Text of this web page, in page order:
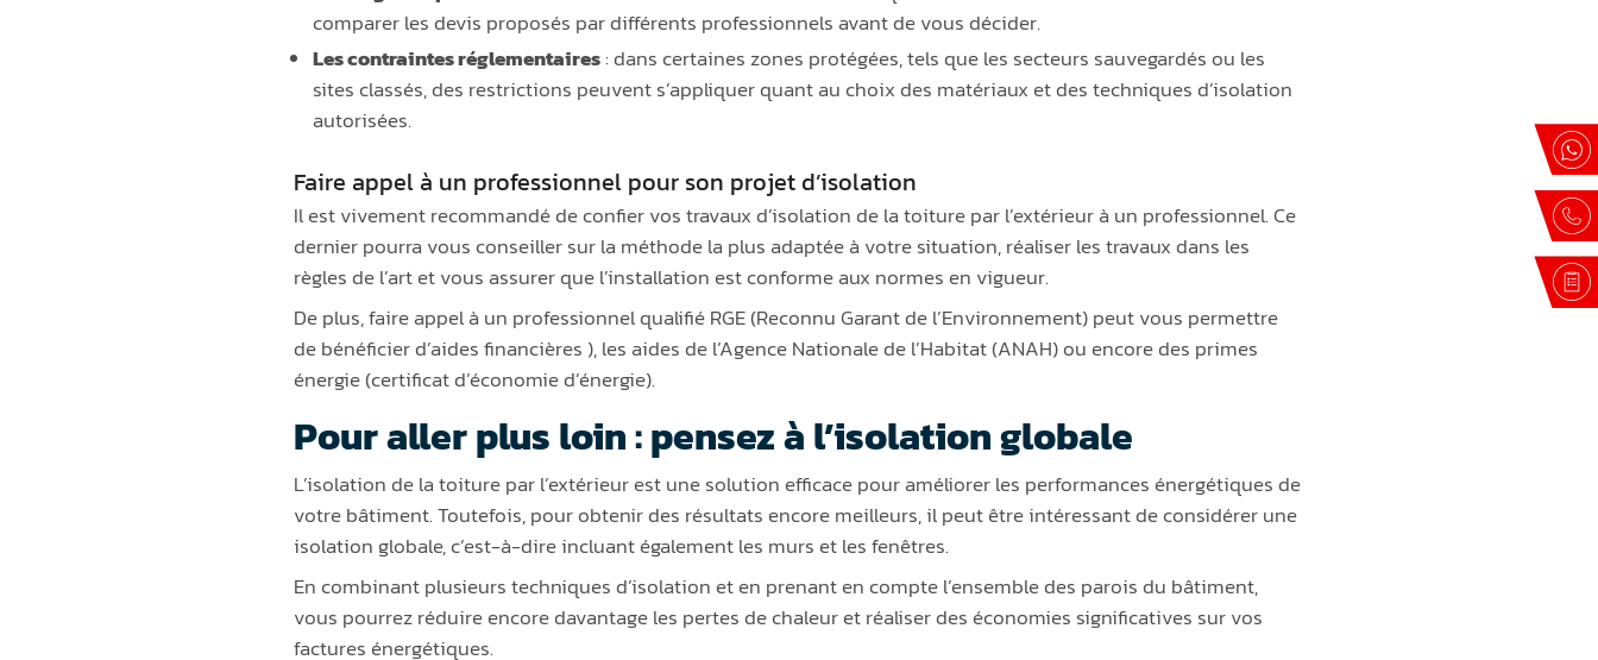
comparer les devis proposés par différents professionnels avant de vous décider.
Les contraintes réglementaires: dans certaines zones protégées, tels que les secteurs sauvegardés ou les
sites classés, des restrictions peuvent s’appliquer quant au choix des matériaux et des techniques d’isolation
autorisées.
Faire appel à un professionnel pour son projet d’isolation
Il est vivement recommandé de confier vos travaux d’isolation de la toiture par l’extérieur à un professionnel. Ce
dernier pourra vous conseiller sur la méthode la plus adaptée à votre situation, réaliser les travaux dans les
règles de l’art et vous assurer que l’installation est conforme aux normes en vigueur.
De plus, faire appel à un professionnel qualifié RGE (Reconnu Garant de l’Environnement) peut vous permettre
de bénéficier d’aides financières ), les aides de l’Agence Nationale de l’Habitat (ANAH) ou encore des primes
énergie (certificat d’économie d’énergie).
Pour aller plus loin : pensez à l’isolation globale
L’isolation de la toiture par l’extérieur est une solution efficace pour améliorer les performances énergétiques de
votre bâtiment. Toutefois, pour obtenir des résultats encore meilleurs, il peut être intéressant de considérer une
isolation globale, c’est-à-dire incluant également les murs et les fenêtres.
En combinant plusieurs techniques d’isolation et en prenant en compte l’ensemble des parois du bâtiment,
vous pourrez réduire encore davantage les pertes de chaleur et réaliser des économies significatives sur vos
factures énergétiques.